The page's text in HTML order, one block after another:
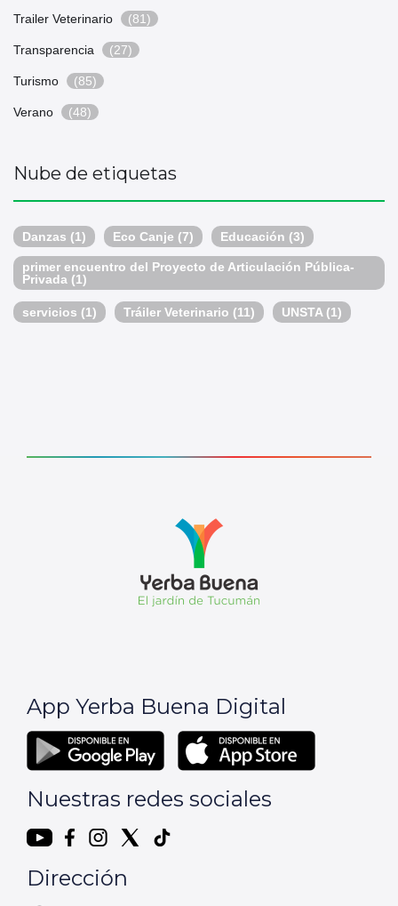
Trailer Veterinario (81)
Transparencia (27)
Turismo (85)
Verano (48)
Nube de etiquetas
Danzas (1) Eco Canje (7) Educación (3)
primer encuentro del Proyecto de Articulación Pública-
Privada (1)
servicios (1) Tráiler Veterinario (11) UNSTA(1)
App Yerba Buena Digital
Nuestras redes sociales
Dirección